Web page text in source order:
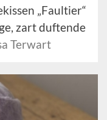
„Faultier“
zart duftende
Terwart